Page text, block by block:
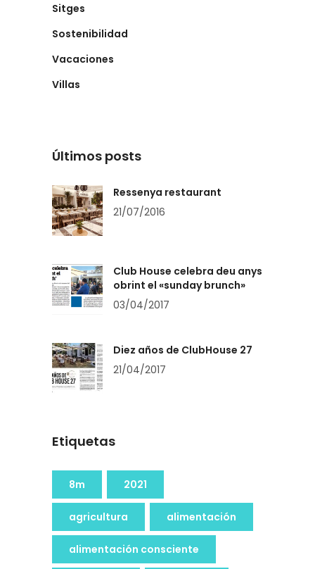
Sitges
Sostenibilidad
Vacaciones
Villas
Últimos posts
Ressenya restaurant
21/07/2016
Club House celebra deu anys
obrint el «sunday brunch»
03/04/2017
Diez años de ClubHouse 27
21/04/2017
Etiquetas
8m 2021
agricultura alimentación
alimentación consciente